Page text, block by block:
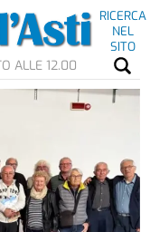
RICERCA
NEL
SITO
ALLE 12.00